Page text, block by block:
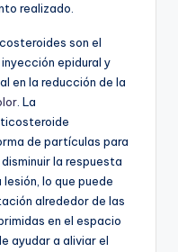
realizado.
son el
epidural y
en la reducción de la
. La
de partículas para
la respuesta
lo que puede
alrededor de las
en el espacio
ayudar a aliviar el